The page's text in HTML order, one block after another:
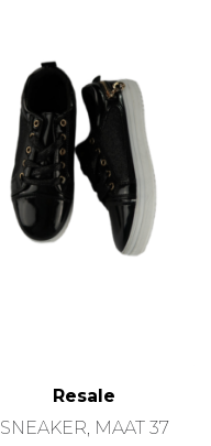
Resale
SNEAKER, MAAT 37